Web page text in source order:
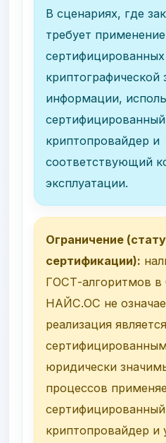
В сценариях, где
требует применение
информации,
сертифицированный
криптопровайдер и
соответствующий
эксплуатации.
Ограничение
сертификации):
ГОСТ-алгоритмов в
НАЙС.ОС не
реализация является
юридически
процессов
сертифицированный
криптопровайдер и